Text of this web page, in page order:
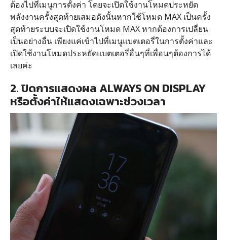
ต้องไปที่เมนูการตั้งค่า โดยจะเปิดใช้งานโหมดประหยัด
พลังงานครั้งสุดท้ายเสมอดังนั้นหากใช้โหมด MAX เป็นครั้ง
สุดท้ายระบบจะเปิดใช้งานโหมด MAX หากต้องการเปลี่ยน
เป็นอย่างอื่น เพียงแค่เข้าไปที่เมนูแบตเตอรี่ในการตั้งค่าและ
เปิดใช้งานโหมดประหยัดแบตเตอรี่อื่นๆที่เพื่อนๆต้องการได้
เลยค่ะ
2. ปิดการแสดงผล ALWAYS ON DISPLAY
หรือตั้งค่าให้แสดงเฉพาะช่วงเวลา